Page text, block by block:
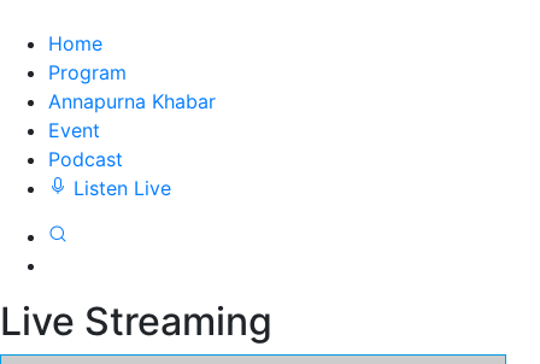
Home
Program
Annapurna Khabar
Event
Podcast
Listen Live
Live Streaming